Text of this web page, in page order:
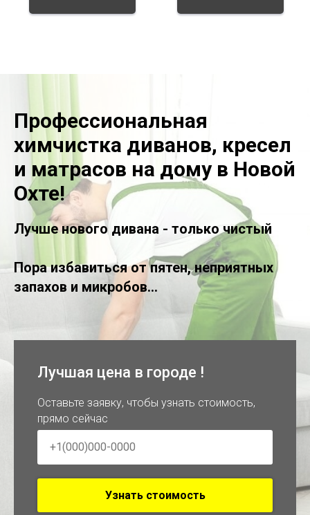
Профессиональная
химчистка диванов, кресел
и матрасов на дому в Новой
Охте!
Лучше нового дивана - только чистый
Пора избавиться от пятен, неприятных
запахов и микробов...
Лучшая цена в городе !
Оставьте заявку, чтобы узнать стоимость,
прямо сейчас
Узнать стоимость